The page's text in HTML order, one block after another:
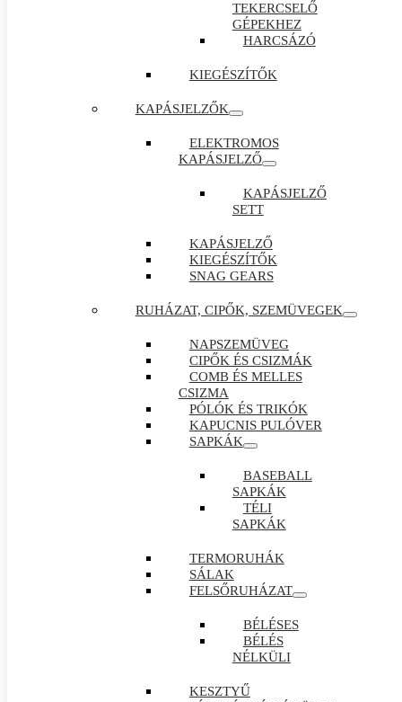
TEKERCSELŐ
GÉPEKHEZ
HARCSÁZÓ
KIEGÉSZÍTŐK
KAPÁSJELZŐK
ELEKTROMOS
KAPÁSJELZŐ
KAPÁSJELZŐ
SETT
KAPÁSJELZŐ
KIEGÉSZÍTŐK
SNAG GEARS
RUHÁZAT, CIPŐK, SZEMÜVEGEK
NAPSZEMÜVEG
CIPŐK ÉS CSIZMÁK
COMB ÉS MELLES
CSIZMA
PÓLÓK ÉS TRIKÓK
KAPUCNIS PULÓVER
SAPKÁK
BASEBALL
SAPKÁK
TÉLI
SAPKÁK
TERMORUHÁK
SÁLAK
FELSŐRUHÁZAT
BÉLÉSES
BÉLÉS
NÉLKÜLI
KESZTYŰ